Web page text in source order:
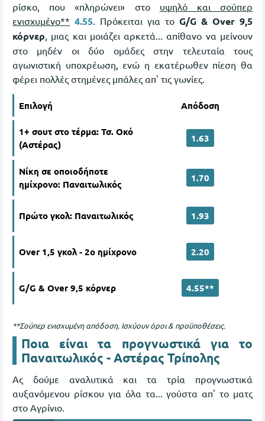
ρίσκο, που «πληρώνει» στο υψηλό και σούπερ
ενισχυμένο** 4.55. Πρόκειται για το G/G & Over 9,5
κόρνερ, μιας και μοιάζει αρκετά... απίθανο να μείνουν
στο μηδέν οι δύο ομάδες στην τελευταία τους
αγωνιστική υποχρέωση, ενώ η εκατέρωθεν πίεση θα
φέρει πολλές στημένες μπάλες απ' τις γωνίες.
Επιλογή Απόδοση
1+ σουτ στο τέρμα: Τσ. Οκό
(Αστέρας)
1.63
Νίκη σε οποιοδήποτε
ημίχρονο: Παναιτωλικός
1.70
Πρώτο γκολ: Παναιτωλικός 1.93
Over 1,5 γκολ - 2ο ημίχρονο 2.20
G/G & Over 9,5 κόρνερ 4.55**
**Σούπερ ενισχυμένη απόδοση. Ισχύουν όροι & προϋποθέσεις.
Ποια είναι τα προγνωστικά για το
Παναιτωλικός - Αστέρας Τρίπολης
Ας δούμε αναλυτικά και τα τρία προγνωστικά
αυξανόμενου ρίσκου για όλα τα... γούστα απ' το ματς
στο Αγρίνιο.